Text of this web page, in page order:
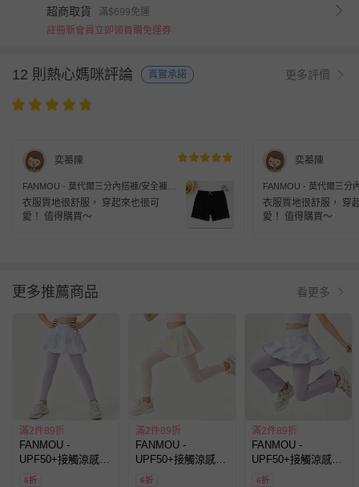
超商取貨
滿$699免運
註冊新會員立即領首購免運券
12 則熱心媽咪評論 真實承諾 更多評價
奕蓁陳
FANMOU - 莫代爾三分內搭褲/安全褲-
蕾絲邊-黑色
衣服質地很舒服， 穿起來也很可
愛！ 值得購買～
奕蓁陳
FANMOU - 莫代爾三分
木耳邊-白色
衣服質地很舒服， 穿
愛！ 值得購買～
更多推薦商品 看更多
滿2件89折
FANMOU -
UPF50+接觸涼感內
搭褲裙-紫色
6折
滿2件89折
FANMOU -
UPF50+接觸涼感內
搭褲裙-粉色
6折
滿2件89折
FANMOU -
UPF50+接觸涼感內
搭喇叭褲裙-紫色
6折